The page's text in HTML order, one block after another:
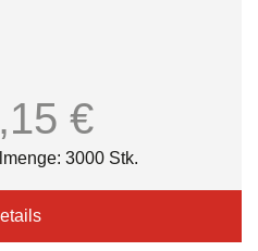
€
3000 Stk.